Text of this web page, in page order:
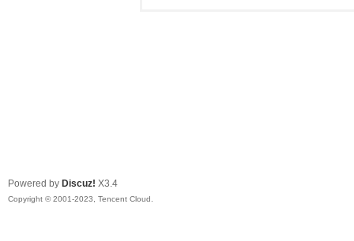
Powered by Discuz! X3.4
Copyright © 2001-2023, Tencent Cloud.